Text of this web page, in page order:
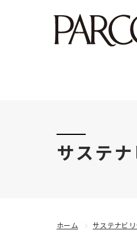
このたびの令和8年
サステ
ホーム サステナビリ